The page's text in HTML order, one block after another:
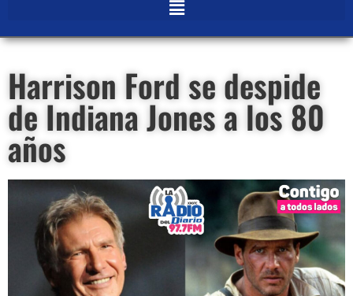
Harrison Ford se despide
de Indiana Jones a los 80
años